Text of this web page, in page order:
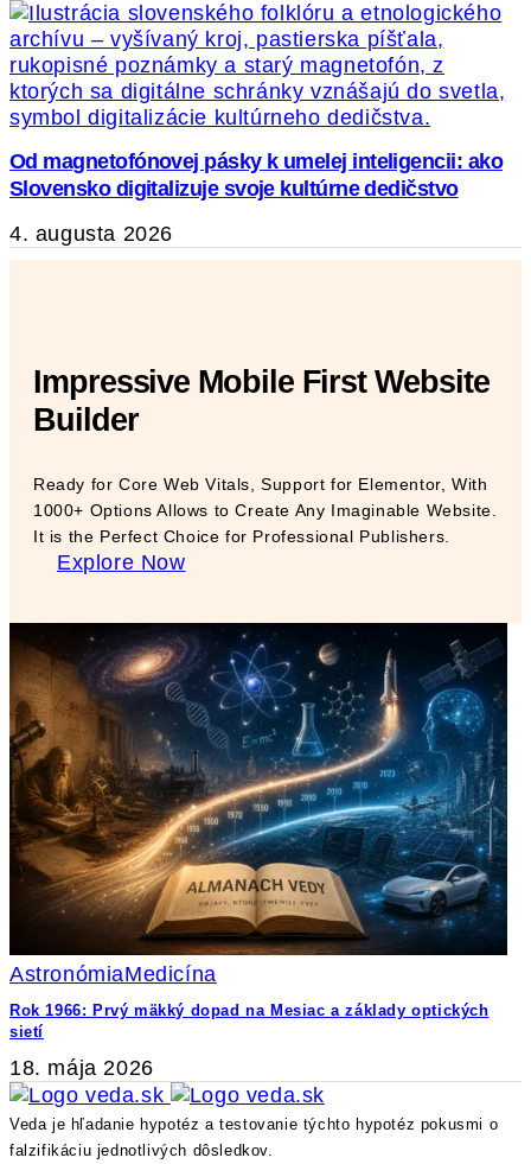
Od magnetofónovej pásky k umelej inteligencii: ako
Slovensko digitalizuje svoje kultúrne dedičstvo
4. augusta 2026
Impressive Mobile First Website
Builder
Ready for Core Web Vitals, Support for Elementor, With
1000+ Options Allows to Create Any Imaginable Website.
It is the Perfect Choice for Professional Publishers.
Explore Now
AstronómiaMedicína
Rok 1966: Prvý mäkký dopad na Mesiac a základy optických
sietí
18. mája 2026
Veda je hľadanie hypotéz a testovanie týchto hypotéz pokusmi o
falzifikáciu jednotlivých dôsledkov.